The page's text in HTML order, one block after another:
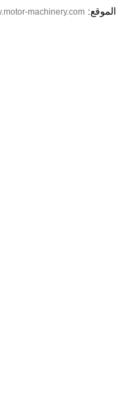
الموقع: http:// machinery.com